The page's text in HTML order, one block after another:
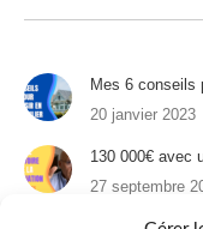
Mes 6 conseils
20 janvier 2023
130 000€ avec
27 septembre